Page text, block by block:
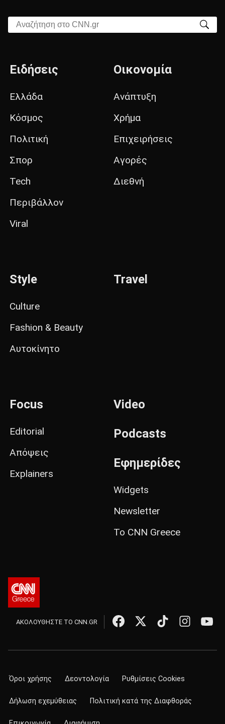
Αναζήτηση στο CNN.gr
Ειδήσεις
Ελλάδα
Κόσμος
Πολιτική
Σπορ
Tech
Περιβάλλον
Viral
Οικονομία
Ανάπτυξη
Χρήμα
Επιχειρήσεις
Αγορές
Διεθνή
Style
Culture
Fashion & Beauty
Αυτοκίνητο
Travel
Focus
Editorial
Απόψεις
Explainers
Video
Podcasts
Εφημερίδες
Widgets
Newsletter
Το CNN Greece
ΑΚΟΛΟΥΘΗΣΤΕ ΤΟ CNN.GR
Όροι χρήσης Δεοντολογία Ρυθμίσεις Cookies
Δήλωση εχεμύθειας Πολιτική κατά της Διαφθοράς